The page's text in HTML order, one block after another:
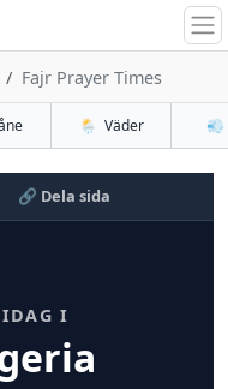
Fajr Prayer Times
🌦️ Väder 💨
🔗 Dela sida
I